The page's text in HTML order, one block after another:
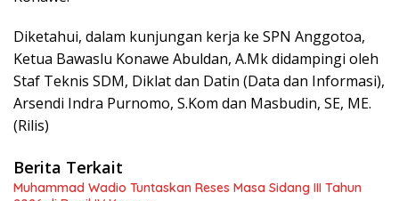
Diketahui, dalam kunjungan kerja ke SPN Anggotoa,
Ketua Bawaslu Konawe Abuldan, A.Mk didampingi oleh
Staf Teknis SDM, Diklat dan Datin (Data dan Informasi),
Arsendi Indra Purnomo, S.Kom dan Masbudin, SE, ME.
(Rilis)
Berita Terkait
Muhammad Wadio Tuntaskan Reses Masa Sidang III Tahun